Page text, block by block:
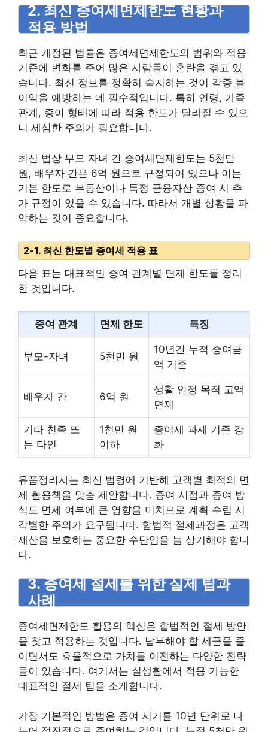
2. 최신 증여세면제한도 현황과
적용 방법
최근 개정된 법률은 증여세면제한도의 범위와 적용
기준에 변화를 주어 많은 사람들이 혼란을 겪고 있
습니다. 최신 정보를 정확히 숙지하는 것이 각종 불
이익을 예방하는 데 필수적입니다. 특히 연령, 가족
관계, 증여 형태에 따라 적용 한도가 달라질 수 있으
니 세심한 주의가 필요합니다.
최신 법상 부모 자녀 간 증여세면제한도는 5천만
원, 배우자 간은 6억 원으로 규정되어 있으나 이는
기본 한도로 부동산이나 특정 금융자산 증여 시 추
가 규정이 있을 수 있습니다. 따라서 개별 상황을 파
악하는 것이 중요합니다.
2-1. 최신 한도별 증여세 적용 표
다음 표는 대표적인 증여 관계별 면제 한도를 정리
한 것입니다.
증여 관계 면제 한도 특징
부모-자녀 5천만 원
10년간 누적 증여금
액 기준
배우자 간 6억 원
생활 안정 목적 고액
면제
기타 친족 또
는 타인
1천만 원
이하
증여세 과세 기준 강
화
유품정리사는 최신 법령에 기반해 고객별 최적의 면
제 활용책을 맞춤 제안합니다. 증여 시점과 증여 방
식도 면세 여부에 큰 영향을 미치므로 계획 수립 시
각별한 주의가 요구됩니다. 합법적 절세과정은 고객
재산을 보호하는 중요한 수단임을 늘 상기해야 합니
다.
3. 증여세 절세를 위한 실제 팁과
사례
증여세면제한도 활용의 핵심은 합법적인 절세 방안
을 찾고 적용하는 것입니다. 납부해야 할 세금을 줄
이면서도 효율적으로 가치를 이전하는 다양한 전략
들이 있습니다. 여기서는 실생활에서 적용 가능한
대표적인 절세 팁을 소개합니다.
가장 기본적인 방법은 증여 시기를 10년 단위로 나